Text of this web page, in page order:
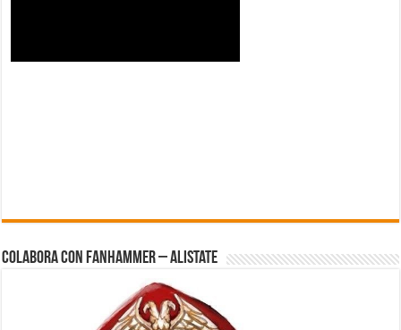
Colabora con FanHammer – Alistate